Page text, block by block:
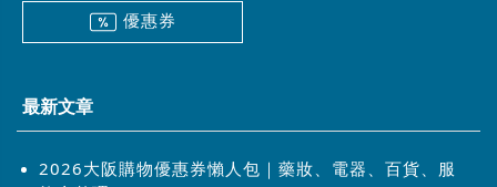
優惠券
最新文章
2026大阪購物優惠券懶人包｜藥妝、電器、百貨、服